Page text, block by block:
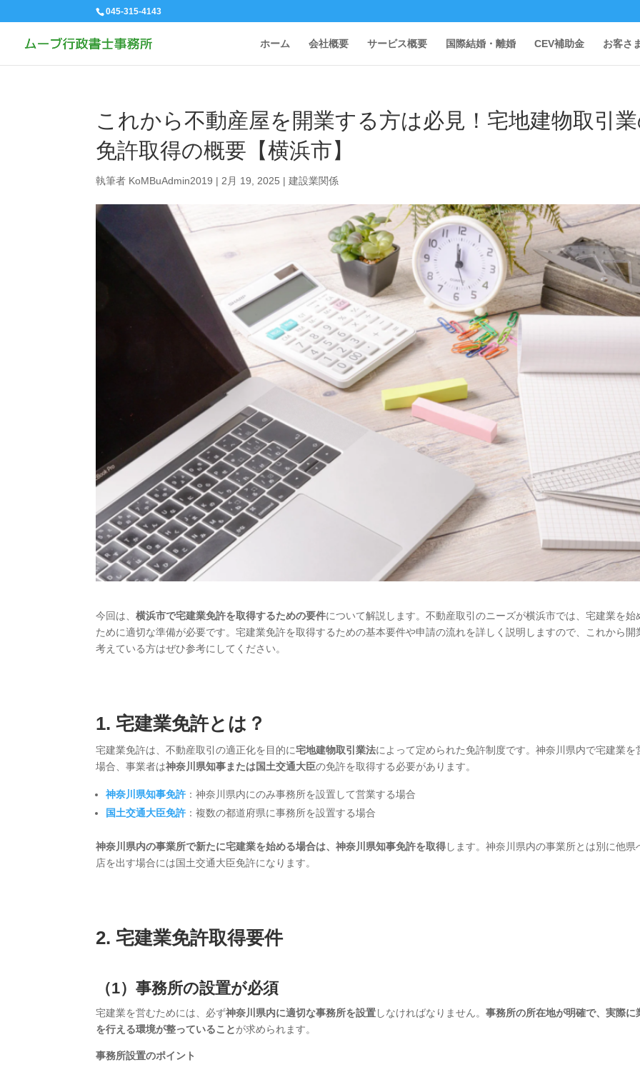
045-315-4143
ホーム 会社概要 サービス概要 国際結婚・離婚 CEV補助金 お客さ
これから不動産屋を開業する方は必見！宅地建物取引
免許取得の概要【横浜市】
執筆者 KoMBuAdmin2019 | 2月 19, 2025 |建設業関係
今回は、横浜市で宅建業免許を取得するための要件について解説します。不動産取引のニーズが横浜市では、宅建業を始
ために適切な準備が必要です。宅建業免許を取得するための基本要件や申請の流れを詳しく説明しますので、これから開
考えている方はぜひ参考にしてください。
1. 宅建業免許とは？
宅建業免許は、不動産取引の適正化を目的に宅地建物取引業法によって定められた免許制度です。神奈川県内で宅建業を
場合、事業者は神奈川県知事または国土交通大臣の免許を取得する必要があります。
神奈川県知事免許 ：神奈川県内にのみ事務所を設置して営業する場合
国土交通大臣免許 ：複数の都道府県に事務所を設置する場合
神奈川県内の事業所で新たに宅建業を始める場合は、神奈川県知事免許を取得します。神奈川県内の事業所とは別に他県
店を出す場合には国土交通大臣免許になります。
2. 宅建業免許取得要件
（1）事務所の設置が必須
宅建業を営むためには、必ず神奈川県内に適切な事務所を設置しなければなりません。事務所の所在地が明確で、実際に
を行える環境が整っていることが求められます。
事務所設置のポイント